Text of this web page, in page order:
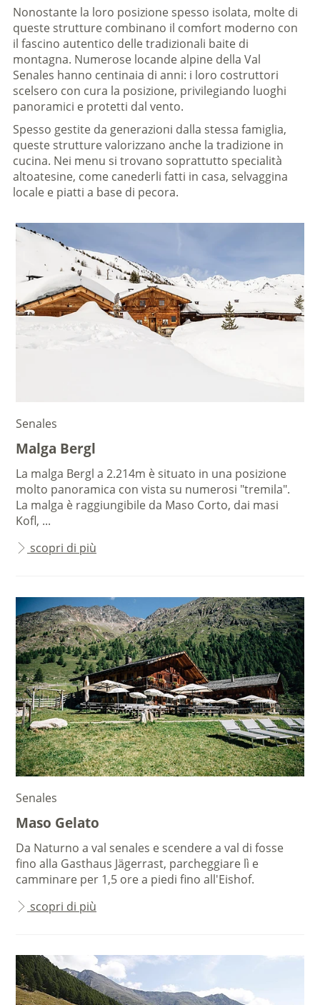
Nonostante la loro posizione spesso isolata, molte di
queste strutture combinano il comfort moderno con
il fascino autentico delle tradizionali baite di
montagna. Numerose locande alpine della Val
Senales hanno centinaia di anni: i loro costruttori
scelsero con cura la posizione, privilegiando luoghi
panoramici e protetti dal vento.
Spesso gestite da generazioni dalla stessa famiglia,
queste strutture valorizzano anche la tradizione in
cucina. Nei menu si trovano soprattutto specialità
altoatesine, come canederli fatti in casa, selvaggina
locale e piatti a base di pecora.
Senales
Malga Bergl
La malga Bergl a 2.214m è situato in una posizione
molto panoramica con vista su numerosi "tremila".
La malga è raggiungibile da Maso Corto, dai masi
Kofl, ...
scopri di più
Senales
Maso Gelato
Da Naturno a val senales e scendere a val di fosse
fino alla Gasthaus Jägerrast, parcheggiare lì e
camminare per 1,5 ore a piedi fino all'Eishof.
scopri di più